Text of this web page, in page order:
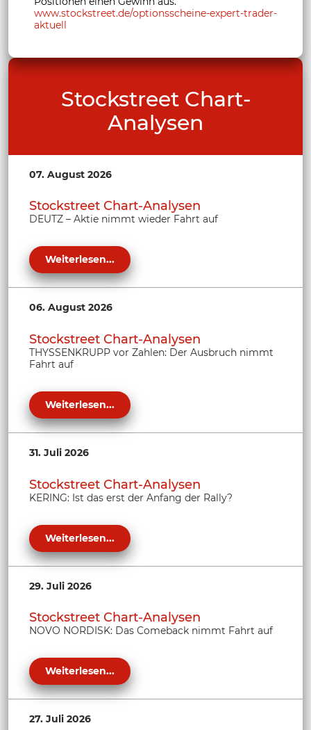
www.stockstreet.de/optionsscheine-expert-trader-
aktuell
Stockstreet Chart-
Analysen
07. August 2026
Stockstreet Chart-Analysen
DEUTZ – Aktie nimmt wieder Fahrt auf
Weiterlesen...
06. August 2026
Stockstreet Chart-Analysen
THYSSENKRUPP vor Zahlen: Der Ausbruch nimmt
Fahrt auf
Weiterlesen...
31. Juli 2026
Stockstreet Chart-Analysen
KERING: Ist das erst der Anfang der Rally?
Weiterlesen...
29. Juli 2026
Stockstreet Chart-Analysen
NOVO NORDISK: Das Comeback nimmt Fahrt auf
Weiterlesen...
27. Juli 2026